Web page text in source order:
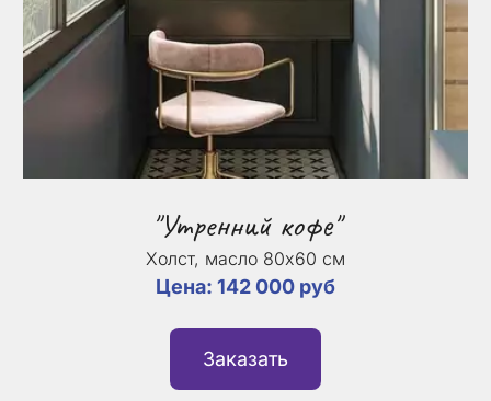
"Утренний кофе"
Холст, масло 80х60 см
Цена: 142 000 руб
Заказать